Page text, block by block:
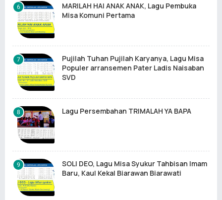
MARILAH HAI ANAK ANAK, Lagu Pembuka
Misa Komuni Pertama
Pujilah Tuhan Pujilah Karyanya, Lagu Misa
Populer arransemen Pater Ladis Naisaban
SVD
Lagu Persembahan TRIMALAH YA BAPA
SOLI DEO, Lagu Misa Syukur Tahbisan Imam
Baru, Kaul Kekal Biarawan Biarawati